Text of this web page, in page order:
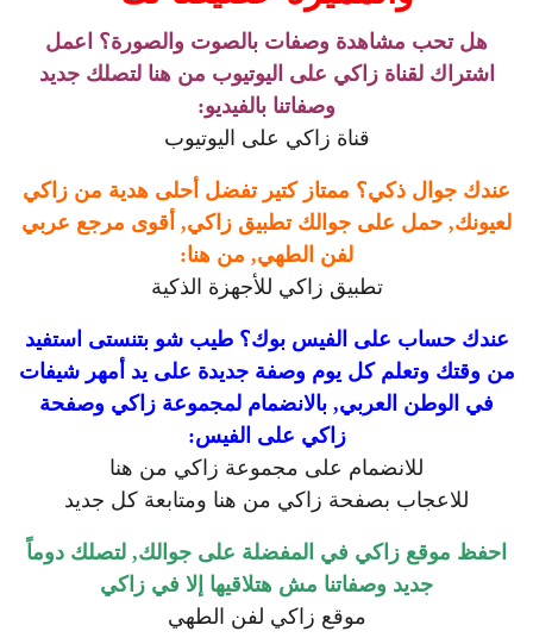
هل تحب مشاهدة وصفات بالصوت والصورة؟ اعمل
اشتراك لقناة زاكي على اليوتيوب من هنا لتصلك جديد
وصفاتنا بالفيديو:
قناة زاكي على اليوتيوب
عندك جوال ذكي؟ ممتاز كتير تفضل أحلى هدية من زاكي
لعيونك, حمل على جوالك تطبيق زاكي, أقوى مرجع عربي
لفن الطهي, من هنا:
تطبيق زاكي للأجهزة الذكية
عندك حساب على الفيس بوك؟ طيب شو بتنستى استفيد
من وقتك وتعلم كل يوم وصفة جديدة على يد أمهر شيفات
في الوطن العربي, بالانضمام لمجموعة زاكي وصفحة
زاكي على الفيس:
للانضمام على مجموعة زاكي من هنا
للاعجاب بصفحة زاكي من هنا ومتابعة كل جديد
احفظ موقع زاكي في المفضلة على جوالك, لتصلك دوماً
جديد وصفاتنا مش هتلاقيها إلا في زاكي
موقع زاكي لفن الطهي